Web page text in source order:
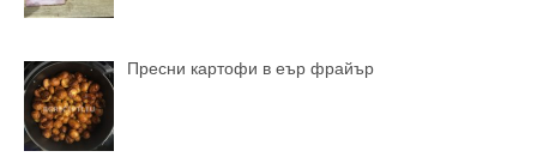
Пресни картофи в еър фрайър